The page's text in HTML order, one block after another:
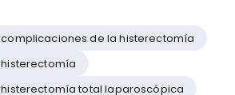
complicaciones de la histerectomía
histerectomía
histerectomía total laparoscópica